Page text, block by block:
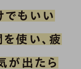
でもいい
使い、疲
が出たら